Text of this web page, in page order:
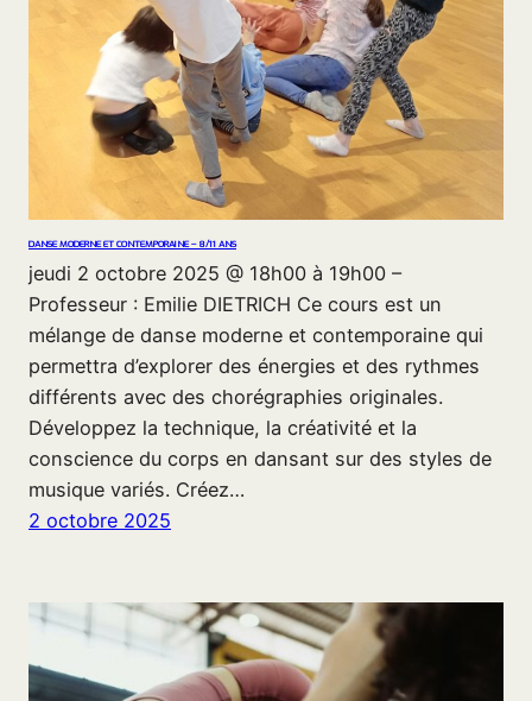
DANSE MODERNE ET CONTEMPORAINE – 8/11 ANS
jeudi 2 octobre 2025 @ 18h00 à 19h00 –
Professeur : Emilie DIETRICH Ce cours est un
mélange de danse moderne et contemporaine qui
permettra d’explorer des énergies et des rythmes
différents avec des chorégraphies originales.
Développez la technique, la créativité et la
conscience du corps en dansant sur des styles de
musique variés. Créez…
2 octobre 2025